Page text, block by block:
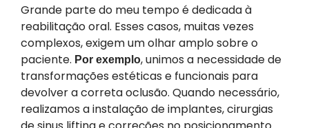
Grande parte do meu tempo é dedicada à
reabilitação oral. Esses casos, muitas vezes
complexos, exigem um olhar amplo sobre o
paciente. Por exemplo, unimos a necessidade de
transformações estéticas e funcionais para
devolver a correta oclusão. Quando necessário,
realizamos a instalação de implantes, cirurgias